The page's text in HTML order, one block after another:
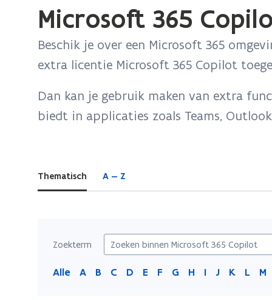
bevindt
Copilot
Microsoft 365
Beschik je over een Microsoft 365
extra licentie Microsoft 365 Copilot
Dan kan je gebruik maken van extra
biedt in applicaties zoals Teams, Outlook,
Thematisch A — Z
Zoekterm
Alle A B C D E F G H I J K L M